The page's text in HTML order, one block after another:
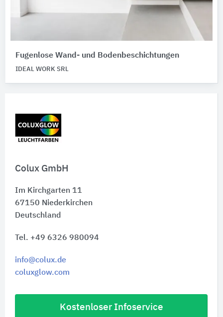
Colux GmbH
Im Kirchgarten 11
67150 Niederkirchen
Deutschland
Tel. +49 6326 980094
info@colux.de
coluxglow.com
Kostenloser Infoservice
Fugenlose Wand- und Bodenbeschichtungen
IDEAL WORK SRL